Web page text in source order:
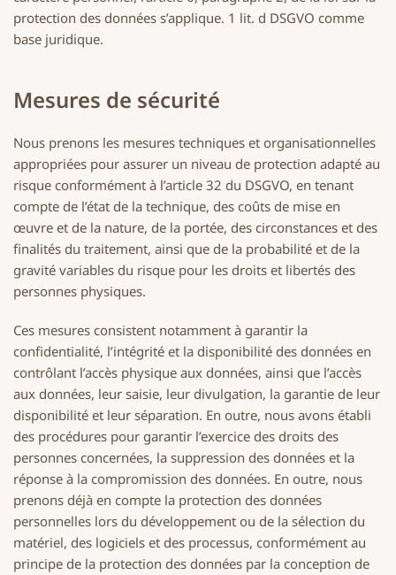
protection des données s’applique. 1 lit. d DSGVO comme
base juridique.
Mesures de sécurité
Nous prenons les mesures techniques et organisationnelles
appropriées pour assurer un niveau de protection adapté au
risque conformément à l’article 32 du DSGVO, en tenant
compte de l’état de la technique, des coûts de mise en
œuvre et de la nature, de la portée, des circonstances et des
finalités du traitement, ainsi que de la probabilité et de la
gravité variables du risque pour les droits et libertés des
personnes physiques.
Ces mesures consistent notamment à garantir la
confidentialité, l’intégrité et la disponibilité des données en
contrôlant l’accès physique aux données, ainsi que l’accès
aux données, leur saisie, leur divulgation, la garantie de leur
disponibilité et leur séparation. En outre, nous avons établi
des procédures pour garantir l’exercice des droits des
personnes concernées, la suppression des données et la
réponse à la compromission des données. En outre, nous
prenons déjà en compte la protection des données
personnelles lors du développement ou de la sélection du
matériel, des logiciels et des processus, conformément au
principe de la protection des données par la conception de